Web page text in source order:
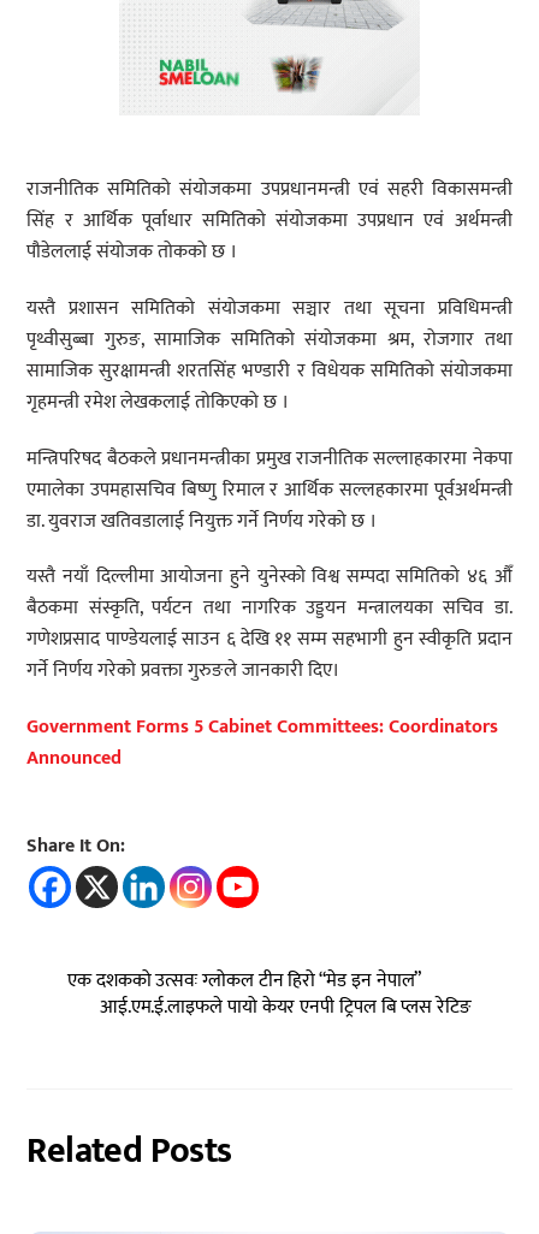
राजनीतिक समितिको संयोजकमा उपप्रधानमन्त्री एवं सहरी विकासमन्त्री
सिंह र आर्थिक पूर्वाधार समितिको संयोजकमा उपप्रधान एवं अर्थमन्त्री
पौडेललाई संयोजक तोकको छ ।
यस्तै प्रशासन समितिको संयोजकमा सञ्चार तथा सूचना प्रविधिमन्त्री
पृथ्वीसुब्बा गुरुङ, सामाजिक समितिको संयोजकमा श्रम, रोजगार तथा
सामाजिक सुरक्षामन्त्री शरतसिंह भण्डारी र विधेयक समितिको संयोजकमा
गृहमन्त्री रमेश लेखकलाई तोकिएको छ ।
मन्त्रिपरिषद बैठकले प्रधानमन्त्रीका प्रमुख राजनीतिक सल्लाहकारमा नेकपा
एमालेका उपमहासचिव बिष्णु रिमाल र आर्थिक सल्लहकारमा पूर्वअर्थमन्त्री
डा. युवराज खतिवडालाई नियुक्त गर्ने निर्णय गरेको छ ।
यस्तै नयाँ दिल्लीमा आयोजना हुने युनेस्को विश्व सम्पदा समितिको ४६ औँ
बैठकमा संस्कृति, पर्यटन तथा नागरिक उड्डयन मन्त्रालयका सचिव डा.
गणेशप्रसाद पाण्डेयलाई साउन ६ देखि ११ सम्म सहभागी हुन स्वीकृति प्रदान
गर्ने निर्णय गरेको प्रवक्ता गुरुङले जानकारी दिए।
Government Forms 5 Cabinet Committees: Coordinators
Announced
Share It On:
एक दशकको उत्सवः ग्लोकल टीन हिरो “मेड इन नेपाल”
आई.एम.ई.लाइफले पायो केयर एनपी ट्रिपल बि प्लस रेटिङ
Related Posts